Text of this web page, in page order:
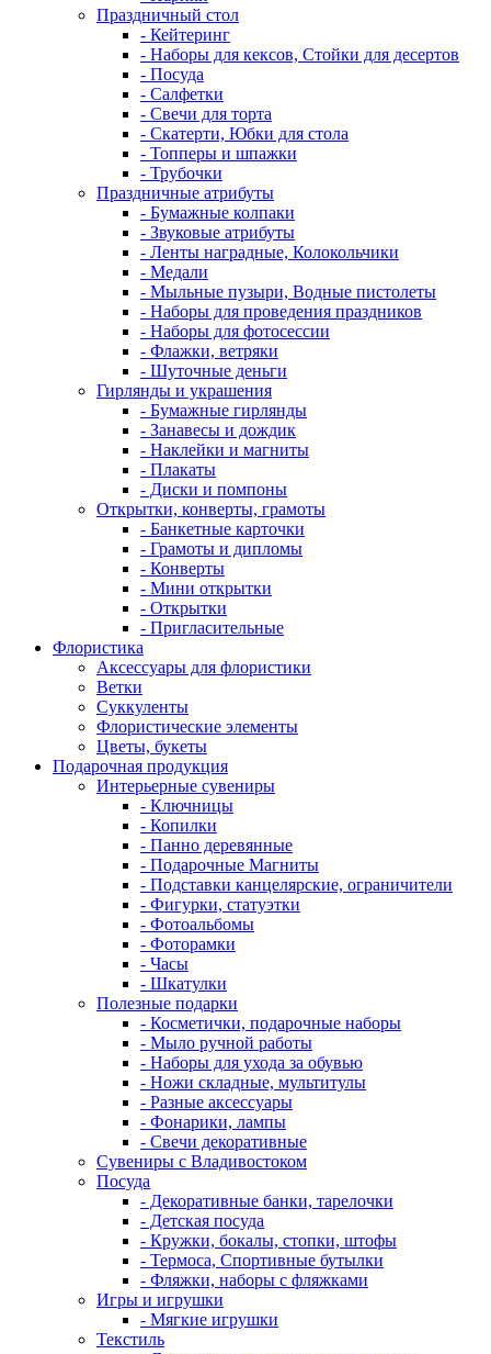
Праздничный стол
- Кейтеринг
- Наборы для кексов, Стойки для десертов
- Посуда
- Салфетки
- Свечи для торта
- Скатерти, Юбки для стола
- Топперы и шпажки
- Трубочки
Праздничные атрибуты
- Бумажные колпаки
- Звуковые атрибуты
- Ленты наградные, Колокольчики
- Медали
- Мыльные пузыри, Водные пистолеты
- Наборы для проведения праздников
- Наборы для фотосессии
- Флажки, ветряки
- Шуточные деньги
Гирлянды и украшения
- Бумажные гирлянды
- Занавесы и дождик
- Наклейки и магниты
- Плакаты
- Диски и помпоны
Открытки, конверты, грамоты
- Банкетные карточки
- Грамоты и дипломы
- Конверты
- Мини открытки
- Открытки
- Пригласительные
Флористика
Аксессуары для флористики
Ветки
Суккуленты
Флористические элементы
Цветы, букеты
Подарочная продукция
Интерьерные сувениры
- Ключницы
- Копилки
- Панно деревянные
- Подарочные Магниты
- Подставки канцелярские, ограничители
- Фигурки, статуэтки
- Фотоальбомы
- Фоторамки
- Часы
- Шкатулки
Полезные подарки
- Косметички, подарочные наборы
- Мыло ручной работы
- Наборы для ухода за обувью
- Ножи складные, мультитулы
- Разные аксессуары
- Фонарики, лампы
- Свечи декоративные
Сувениры с Владивостоком
Посуда
- Декоративные банки, тарелочки
- Детская посуда
- Кружки, бокалы, стопки, штофы
- Термоса, Спортивные бутылки
- Фляжки, наборы с фляжками
Игры и игрушки
- Мягкие игрушки
Текстиль